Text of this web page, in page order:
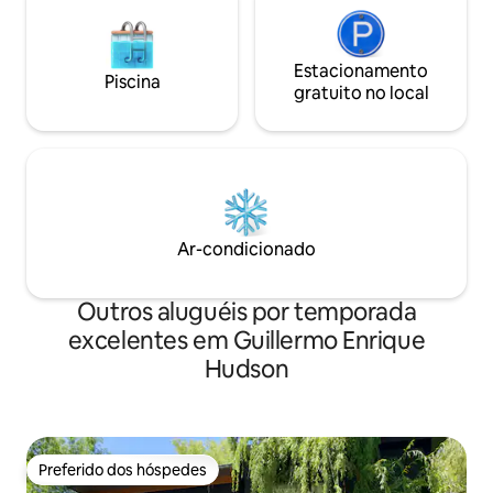
Piscina
Estacionamento
gratuito no local
Ar-condicionado
Outros aluguéis por temporada
excelentes em Guillermo Enrique
Hudson
Preferido dos hóspedes
Preferido dos hóspedes